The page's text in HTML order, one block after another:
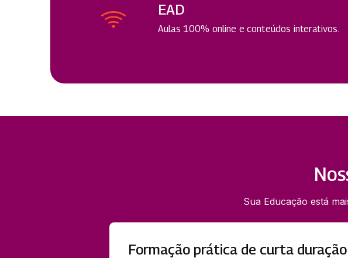
EAD
Aulas 100% online e conteúdos interativos.
Sua Educação está
Formação prática de curta duração